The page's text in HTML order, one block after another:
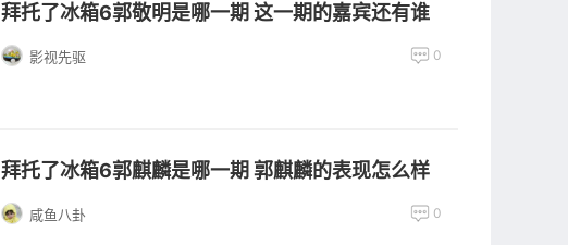
拜托了冰箱6郭敬明是哪一期 这一期的嘉宾还有谁
影视先驱 0
拜托了冰箱6郭麒麟是哪一期 郭麒麟的表现怎么样
咸鱼八卦 0